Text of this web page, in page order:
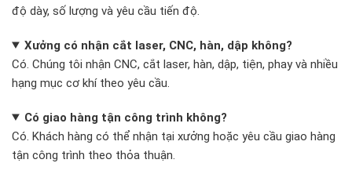
độ dày, số lượng và yêu cầu tiến độ.
Xưởng có nhận cắt laser, CNC, hàn, dập không?
Có. Chúng tôi nhận CNC, cắt laser, hàn, dập, tiện, phay và nhiều
hạng mục cơ khí theo yêu cầu.
Có giao hàng tận công trình không?
Có. Khách hàng có thể nhận tại xưởng hoặc yêu cầu giao hàng
tận công trình theo thỏa thuận.